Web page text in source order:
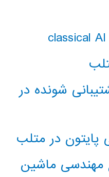
شونده در
پایتون در متلب
مهندسی ماشین